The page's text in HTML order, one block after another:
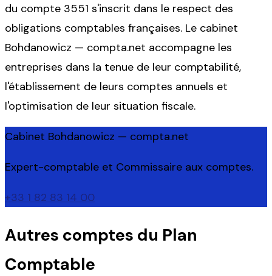
du compte 3551 s'inscrit dans le respect des
obligations comptables françaises. Le cabinet
Bohdanowicz — compta.net accompagne les
entreprises dans la tenue de leur comptabilité,
l'établissement de leurs comptes annuels et
l'optimisation de leur situation fiscale.
Cabinet Bohdanowicz — compta.net
Expert-comptable et Commissaire aux comptes.
+33 1 82 83 14 00
Autres comptes du Plan
Comptable